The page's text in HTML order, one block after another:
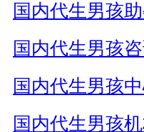
国内代生男孩
国内代生男孩
国内代生男孩
国内代生男孩